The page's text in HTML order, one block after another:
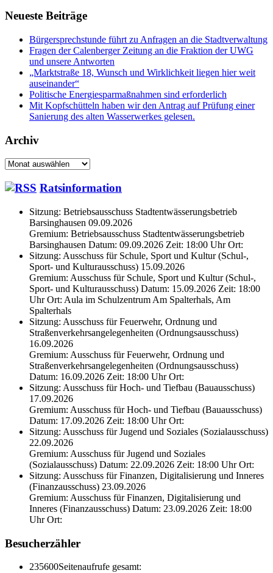
Neueste Beiträge
Bürgersprechstunde führt zu Anfragen an die Stadtverwaltung
Fragen der Calenberger Zeitung an die Fraktion der UWG
und unsere Antworten
„Marktstraße 18, Wunsch und Wirklichkeit liegen hier weit
auseinander“
Politische Energiesparmaßnahmen sind erforderlich
Mit Kopfschütteln haben wir den Antrag auf Prüfung einer
Sanierung des alten Wasserwerkes gelesen.
Archiv
Archiv
Ratsinformation
Sitzung: Betriebsausschuss Stadtentwässerungsbetrieb
Barsinghausen 09.09.2026
Gremium: Betriebsausschuss Stadtentwässerungsbetrieb
Barsinghausen Datum: 09.09.2026 Zeit: 18:00 Uhr Ort:
Sitzung: Ausschuss für Schule, Sport und Kultur (Schul-,
Sport- und Kulturausschuss) 15.09.2026
Gremium: Ausschuss für Schule, Sport und Kultur (Schul-,
Sport- und Kulturausschuss) Datum: 15.09.2026 Zeit: 18:00
Uhr Ort: Aula im Schulzentrum Am Spalterhals, Am
Spalterhals
Sitzung: Ausschuss für Feuerwehr, Ordnung und
Straßenverkehrsangelegenheiten (Ordnungsausschuss)
16.09.2026
Gremium: Ausschuss für Feuerwehr, Ordnung und
Straßenverkehrsangelegenheiten (Ordnungsausschuss)
Datum: 16.09.2026 Zeit: 18:00 Uhr Ort:
Sitzung: Ausschuss für Hoch- und Tiefbau (Bauausschuss)
17.09.2026
Gremium: Ausschuss für Hoch- und Tiefbau (Bauausschuss)
Datum: 17.09.2026 Zeit: 18:00 Uhr Ort:
Sitzung: Ausschuss für Jugend und Soziales (Sozialausschuss)
22.09.2026
Gremium: Ausschuss für Jugend und Soziales
(Sozialausschuss) Datum: 22.09.2026 Zeit: 18:00 Uhr Ort:
Sitzung: Ausschuss für Finanzen, Digitalisierung und Inneres
(Finanzausschuss) 23.09.2026
Gremium: Ausschuss für Finanzen, Digitalisierung und
Inneres (Finanzausschuss) Datum: 23.09.2026 Zeit: 18:00
Uhr Ort:
Besucherzähler
235600Seitenaufrufe gesamt: